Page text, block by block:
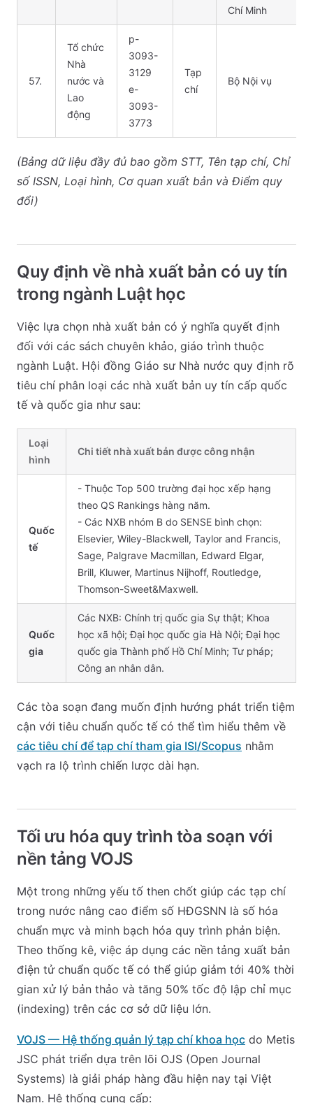
Chí Minh
57.
Tổ chức
Nhà
nước và
Lao
động
p-
3093-
3129
e-
3093-
3773
Tạp
chí
Bộ Nội vụ
(Bảng dữ liệu đầy đủ bao gồm STT, Tên tạp chí, Chỉ
số ISSN, Loại hình, Cơ quan xuất bản và Điểm quy
đổi)
Quy định về nhà xuất bản có uy tín
trong ngành Luật học
Việc lựa chọn nhà xuất bản có ý nghĩa quyết định
đối với các sách chuyên khảo, giáo trình thuộc
ngành Luật. Hội đồng Giáo sư Nhà nước quy định rõ
tiêu chí phân loại các nhà xuất bản uy tín cấp quốc
tế và quốc gia như sau:
Loại
hình
Chi tiết nhà xuất bản được công nhận
Quốc
tế
- Thuộc Top 500 trường đại học xếp hạng
theo QS Rankings hàng năm.
- Các NXB nhóm B do SENSE bình chọn:
Elsevier, Wiley-Blackwell, Taylor and Francis,
Sage, Palgrave Macmillan, Edward Elgar,
Brill, Kluwer, Martinus Nijhoff, Routledge,
Thomson-Sweet&Maxwell.
Quốc
gia
Các NXB: Chính trị quốc gia Sự thật; Khoa
học xã hội; Đại học quốc gia Hà Nội; Đại học
quốc gia Thành phố Hồ Chí Minh; Tư pháp;
Công an nhân dân.
Các tòa soạn đang muốn định hướng phát triển tiệm
cận với tiêu chuẩn quốc tế có thể tìm hiểu thêm về
các tiêu chí để tạp chí tham gia ISI/Scopus nhằm
vạch ra lộ trình chiến lược dài hạn.
Tối ưu hóa quy trình tòa soạn với
nền tảng VOJS
Một trong những yếu tố then chốt giúp các tạp chí
trong nước nâng cao điểm số HĐGSNN là số hóa
chuẩn mực và minh bạch hóa quy trình phản biện.
Theo thống kê, việc áp dụng các nền tảng xuất bản
điện tử chuẩn quốc tế có thể giúp giảm tới 40% thời
gian xử lý bản thảo và tăng 50% tốc độ lập chỉ mục
(indexing) trên các cơ sở dữ liệu lớn.
VOJS — Hệ thống quản lý tạp chí khoa học do Metis
JSC phát triển dựa trên lõi OJS (Open Journal
Systems) là giải pháp hàng đầu hiện nay tại Việt
Nam. Hệ thống cung cấp: